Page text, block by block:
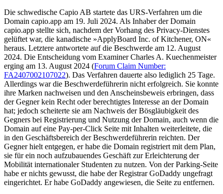
Die schwedische Capio AB startete das URS-Verfahren um die
Domain capio.app am 19. Juli 2024. Als Inhaber der Domain
capio.app stellte sich, nachdem der Vorhang des Privacy-Dienstes
gelüftet war, die kanadische »ApplyBoard Inc. of Kitchener, ON«
heraus. Letztere antwortete auf die Beschwerde am 12. August
2024. Die Entscheidung vom Examiner Charles A. Kuechenmeister
erging am 13. August 2024 (Forum Claim Number:
FA2407002107022). Das Verfahren dauerte also lediglich 25 Tage.
Allerdings war die Beschwerdeführerin nicht erfolgreich. Sie konnte
ihre Marken nachweisen und den Anscheinsbeweis erbringen, dass
der Gegner kein Recht oder berechtigtes Interesse an der Domain
hat; jedoch scheiterte sie am Nachweis der Bösgläubigkeit des
Gegners bei Registrierung und Nutzung der Domain, auch wenn die
Domain auf eine Pay-per-Click Seite mit Inhalten weiterleitete, die
in den Geschäftsbereich der Beschwerdeführerin reichten. Der
Gegner hielt entgegen, er habe die Domain registriert mit dem Plan,
sie für ein noch aufzubauendes Geschäft zur Erleichterung der
Mobilität internationaler Studenten zu nutzen. Von der Parking-Seite
habe er nichts gewusst, die habe der Registrar GoDaddy ungefragt
eingerichtet. Er habe GoDaddy angewiesen, die Seite zu entfernen.